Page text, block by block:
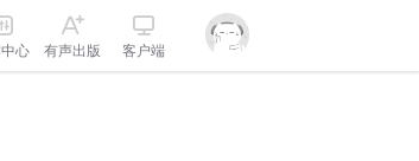
心 有声出版 客户端